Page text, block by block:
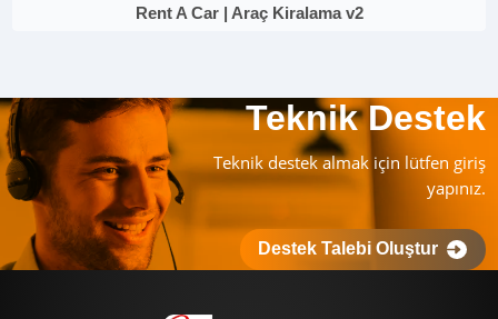
Rent A Car | Araç Kiralama v2
Teknik Destek
Teknik destek almak için lütfen giriş
yapınız.
Destek Talebi Oluştur